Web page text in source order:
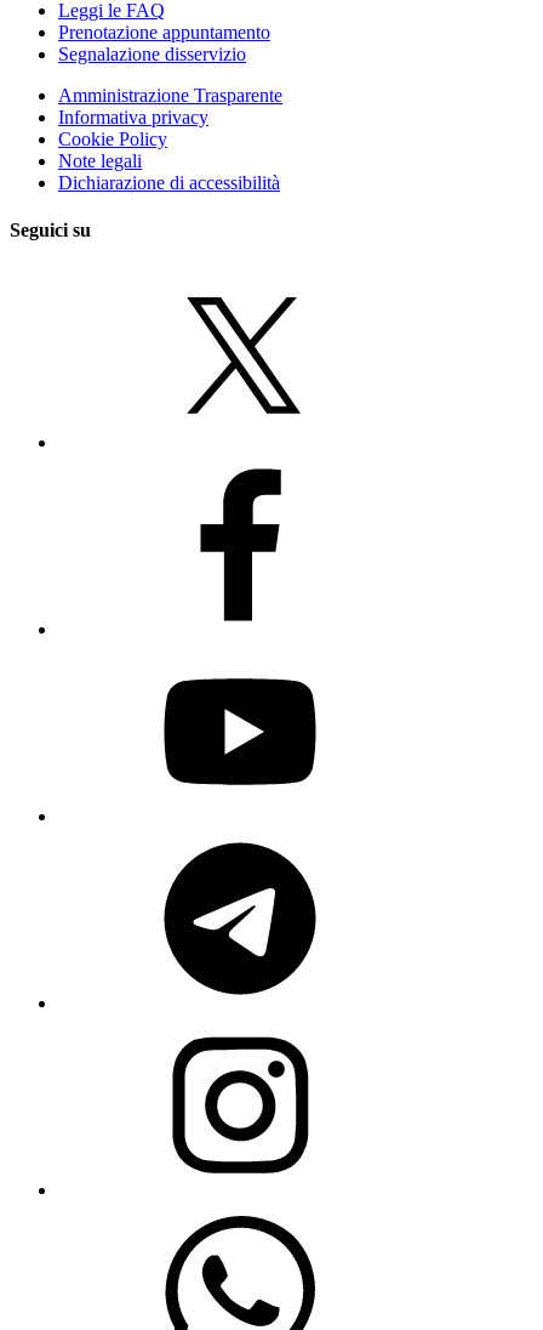
Leggi le FAQ
Prenotazione appuntamento
Segnalazione disservizio
Amministrazione Trasparente
Informativa privacy
Cookie Policy
Note legali
Dichiarazione di accessibilità
Seguici su